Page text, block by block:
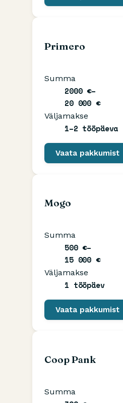
Primero
Summa
2000 €–
20 000 €
Väljamakse
1–2 tööpäeva
Vaata pakkumist
Mogo
Summa
500 €–
15 000 €
Väljamakse
1 tööpäev
Vaata pakkumist
Coop Pank
Summa